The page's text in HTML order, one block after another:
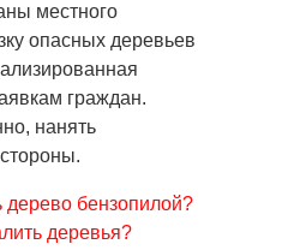
местного
опасных деревьев
граждан.
нанять
дерево бензопилой?
деревья?